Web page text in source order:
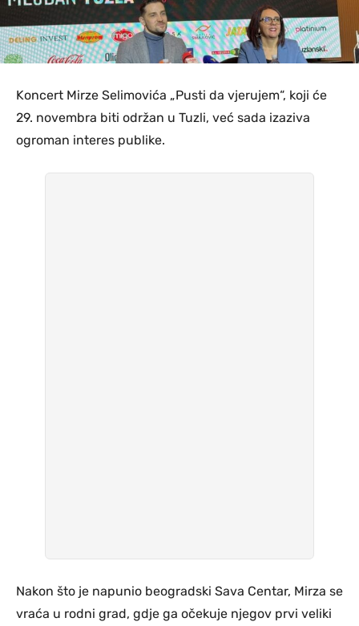
Koncert Mirze Selimovića „Pusti da vjerujem“, koji će
29. novembra biti održan u Tuzli, već sada izaziva
ogroman interes publike.
Nakon što je napunio beogradski Sava Centar, Mirza se
vraća u rodni grad, gdje ga očekuje njegov prvi veliki